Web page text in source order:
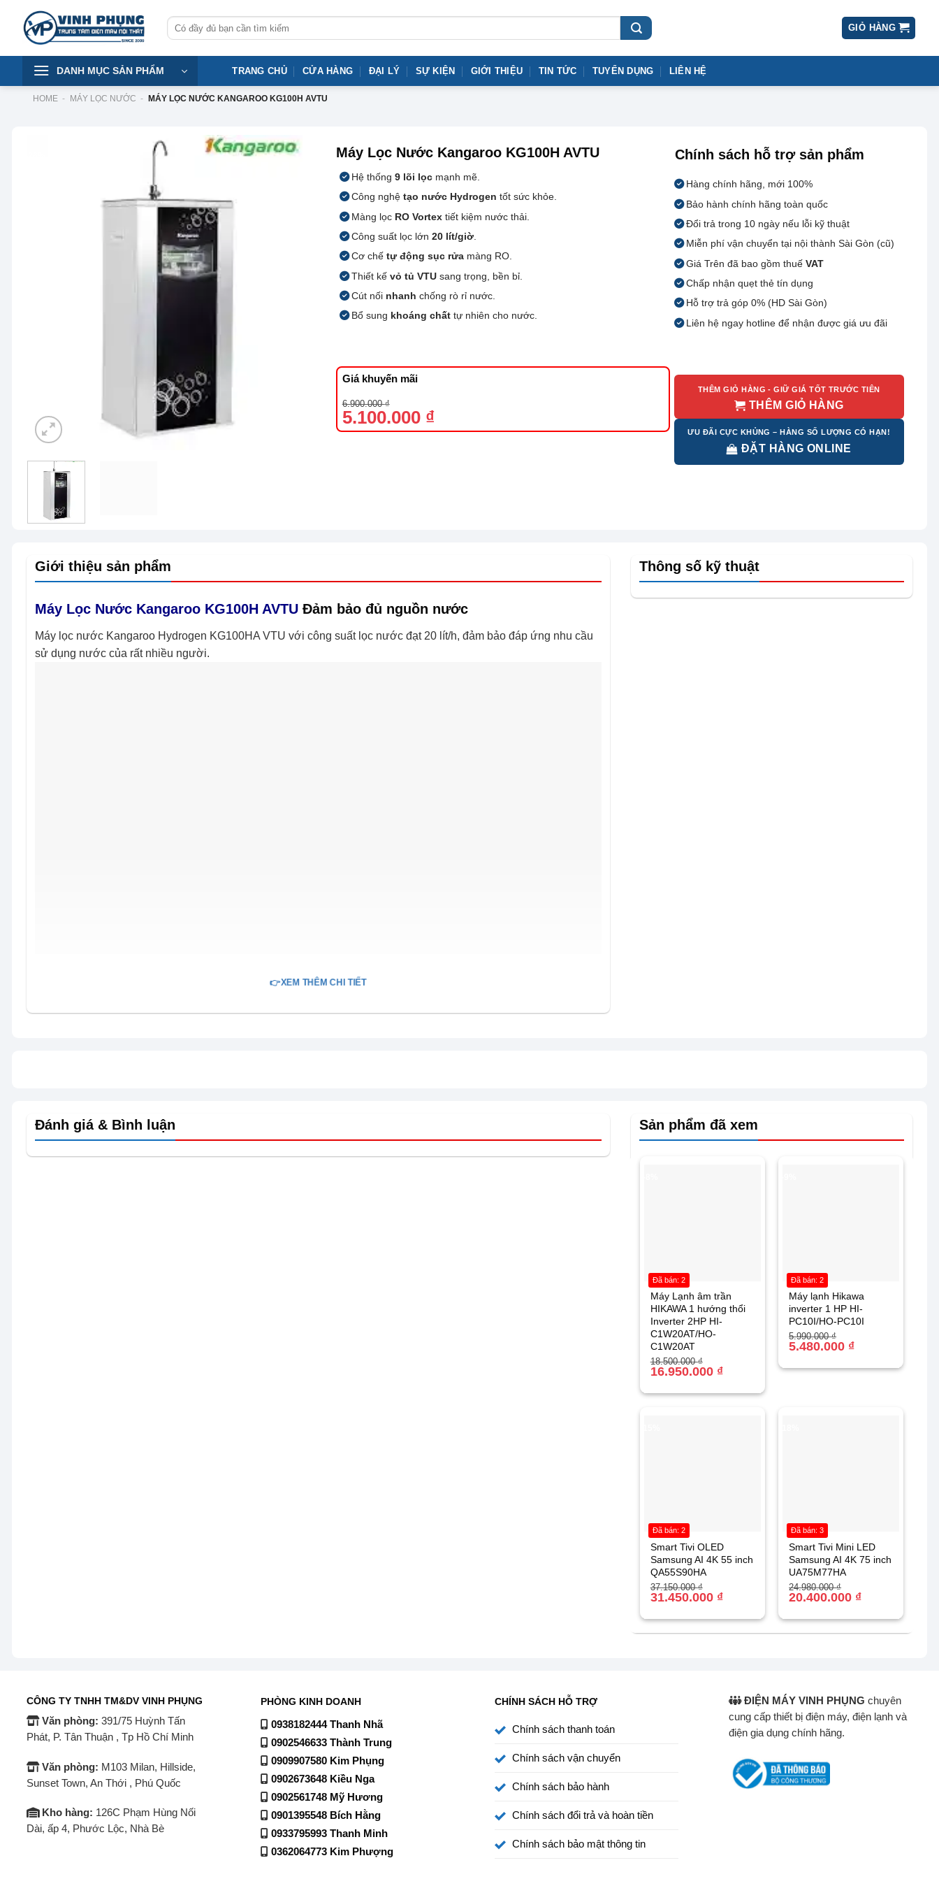
content
Tìm
kiếm:
GIỎ HÀNG
DANH MỤC SẢN PHẨM TRANG CHỦ CỬA HÀNG ĐẠI LÝ SỰ KIỆN GIỚI THIỆU TIN TỨC TUYỂN DỤNG LIÊN HỆ
HOME - MÁY LỌC NƯỚC - MÁY LỌC NƯỚC KANGAROO KG100H AVTU
Máy Lọc Nước Kangaroo KG100H AVTU
Hệ thống9 lõi lọc mạnh mẽ.
Công nghệtạo nước Hydrogen tốt sức khỏe.
Màng lọc RO Vortex tiết kiệm nước thải.
Công suất lọc lớn20 lít/giờ
Cơ chếtự động sục rửa màng RO.
Thiết kếvỏ tủ VTU sang trọng, bền bỉ.
Cút nối nhanh chống rò rỉ nước.
Bổ sung khoáng chất tự nhiên cho nước.
Chính sách hỗ trợ sản phẩm
Hàng chính hãng, mới 100%
Bảo hành chính hãng toàn quốc
Đổi trả trong 10 ngày nếu lỗi kỹ thuật
Miễn phí vận chuyển tại nội thành Sài Gòn (cũ)
Giá Trên đã bao gồm thuếVAT
Chấp nhận quẹt thẻ tín dụng
Hỗ trợ trả góp 0% (HD Sài Gòn)
Liên hệ ngay hotline để nhận được giá ưu đãi
Giá khuyến mãi
6.900.000₫
Giá
gốc
là:
6.900.000 ₫.
5.100.000 ₫
Giá
hiện
tại
là:
THÊM GIỎ HÀNG - GIỮ GIÁ TỐT TRƯỚC TIÊN
THÊM GIỎ HÀNG
ƯU ĐÃI CỰC KHỦNG – HÀNG SỐ LƯỢNG CÓ HẠN!
ĐẶT HÀNG ONLINE
Giới thiệu sản phẩm
Máy Lọc Nước Kangaroo KG100H AVTU Đảm bảo đủ nguồn nước
Máy lọc nước Kangaroo Hydrogen KG100HA VTU với công suất lọc nước đạt 20 lít/h, đảm bảo đáp ứng nhu cầu
sử dụng nước của rất nhiều người.
Máy Lọc Nước Kangaroo KG100H AVTU Dễ dàng hút nước
Máy lọc nước Kangaroo có cơ chế bơm hút nước dễ dàng dù ở điều kiện địa hình “khắc nghiệt” nhất hay ở những
👉XEM THÊM CHI TIẾT
Thông số kỹ thuật
Đánh giá & Bình luận Sản phẩm đã xem
Máy Lạnh âm trần
HIKAWA 1 hướng thổi
Inverter 2HP HI-
C1W20AT/HO-
C1W20AT
18.500.000₫
Giá
gốc
16.950.000 ₫
Giá
hiện
16.950.000 ₫.
Đã bán: 2
Máy lạnh Hikawa
inverter 1 HP HI-
PC10I/HO-PC10I
5.990.000₫
Giá
gốc
5.480.000 ₫
Giá
hiện
5.480.000 ₫.
Đã bán: 2
Smart Tivi OLED
Samsung AI 4K 55 inch
QA55S90HA
37.150.000₫
Giá
gốc
31.450.000 ₫
Giá
hiện
31.450.000 ₫.
Đã bán: 2
Smart Tivi Mini LED
Samsung AI 4K 75 inch
UA75M77HA
24.980.000₫
Giá
gốc
20.400.000 ₫
Giá
hiện
20.400.000 ₫.
Đã bán: 3
CÔNG TY TNHH TM&DV VINH PHỤNG
Văn phòng: 391/75 Huỳnh Tấn
Phát, P. Tân Thuận , Tp Hồ Chí Minh
Văn phòng: M103 Milan, Hillside,
Sunset Town, An Thới , Phú Quốc
Kho hàng: 126C Phạm Hùng Nối
Dài, ấp 4, Phước Lộc, Nhà Bè
PHÒNG KINH DOANH
0938182444 Thanh Nhã
0902546633 Thành Trung
0909907580 Kim Phụng
0902673648 Kiều Nga
0902561748 Mỹ Hương
0901395548 Bích Hằng
0933795993 Thanh Minh
0362064773 Kim Phượng
CHÍNH SÁCH HỖ TRỢ
Chính sách thanh toán
Chính sách vận chuyển
Chính sách bảo hành
Chính sách đổi trả và hoàn tiền
Chính sách bảo mật thông tin
ĐIỆN MÁY VINH PHỤNG chuyên
cung cấp thiết bị điện máy, điện lạnh và
điện gia dụng chính hãng.